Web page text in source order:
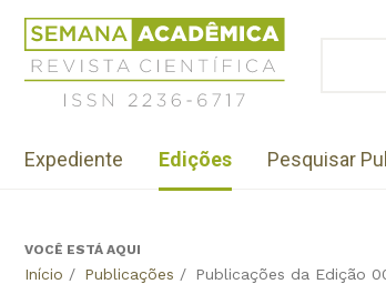
Jump
navigation
Revista
Científica
Semana
Acadêmica
2236-
Menu
institutional
Expediente Edições Pesquisar
BackVOCÊ ESTÁ AQUI
Início / Publicações / Publicações da Edição